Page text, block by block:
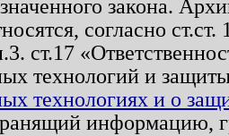
закона.
согласно
ст.17
технологий и
технологиях и о
информацию,